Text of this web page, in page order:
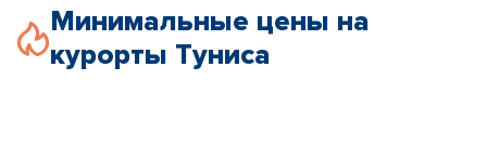
Минимальные цены на
курорты Туниса